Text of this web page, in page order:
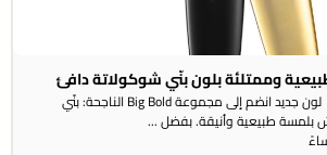
وممتلئة بلون بنّي شوكولاتة دافئ
راديو الناس – بث مباشر لون جديد انضم إلى مجموعة Big Bold الناجحة: بنّي
طبيعية وأنيقة. بفضل ...